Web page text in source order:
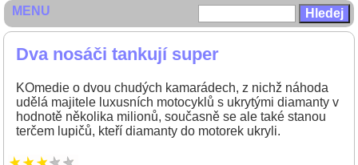
Dva nosáči tankují super
KOmedie o dvou chudých kamarádech, z nichž náhoda
udělá majitele luxusních motocyklů s ukrytými diamanty v
hodnotě několika milionů, současně se ale také stanou
terčem lupičů, kteří diamanty do motorek ukryli.
MENU